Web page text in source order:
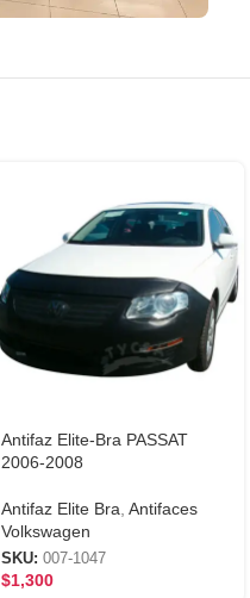
Antifaz Elite-Bra PASSAT
2006-2008
Antifaz Elite Bra Antifaces
Volkswagen
SKU: 007-1047
$1,300